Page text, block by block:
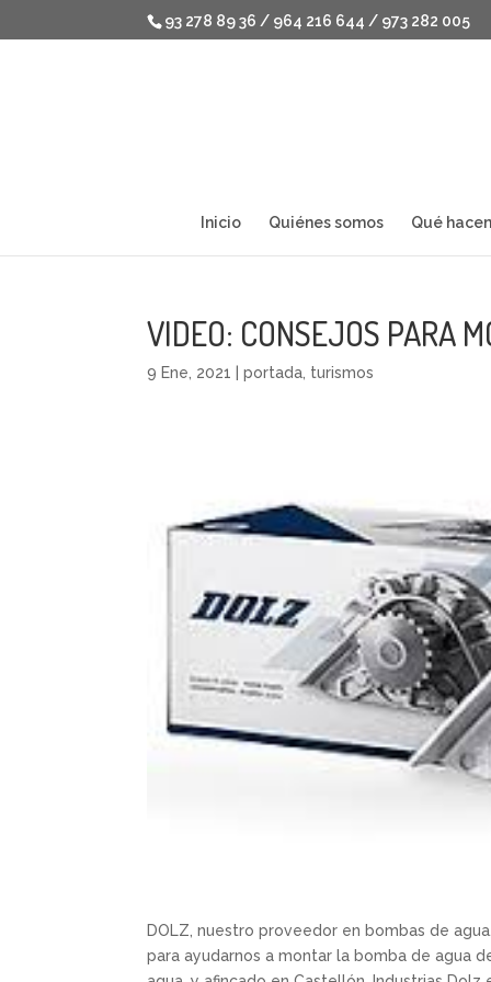
93 278 89 36 / 964 216 644 / 973 282 005
Inicio Quiénes somos Qué
VIDEO: CONSEJOS PARA
9 Ene, 2021 |portada turismos
DOLZ, nuestro proveedor en bombas de
para ayudarnos a montar la bomba de agua